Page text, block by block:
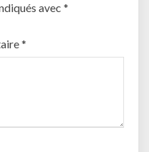
avec *
*